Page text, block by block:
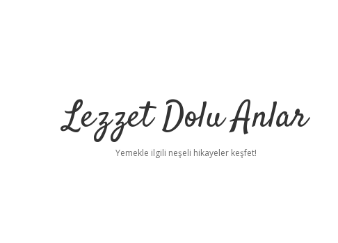
Lezzet Dolu Anlar
Yemekle ilgili neşeli hikayeler keşfet!